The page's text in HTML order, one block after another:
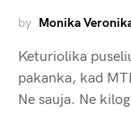
by Monika
Keturiolika
pakanka, kad
Ne sauja. Ne